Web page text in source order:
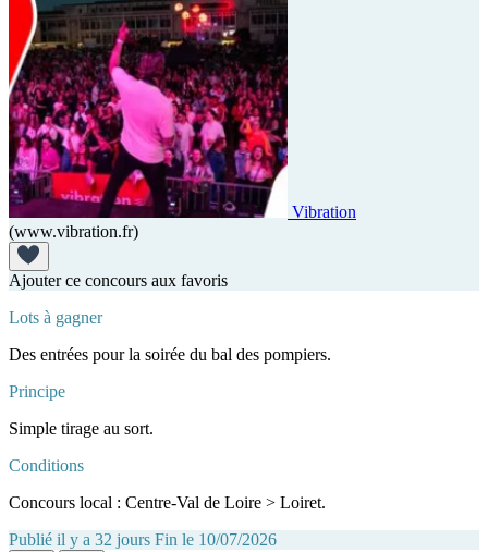
Vibration
(www.vibration.fr)
Ajouter ce concours aux favoris
Lots à gagner
Des entrées pour la soirée du bal des pompiers.
Principe
Simple tirage au sort.
Conditions
Concours local : Centre-Val de Loire > Loiret.
Publié il y a 32 jours Fin le 10/07/2026